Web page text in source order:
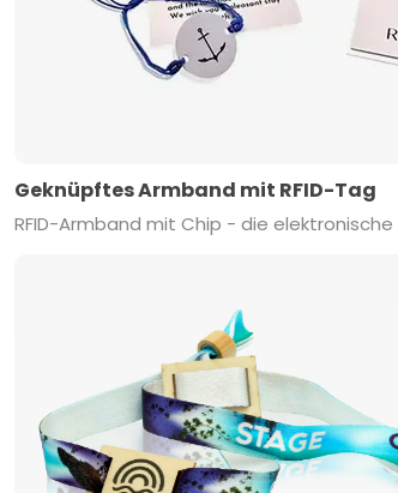
Geknüpftes Armband mit RFID-Tag
RFID-Armband mit Chip - die